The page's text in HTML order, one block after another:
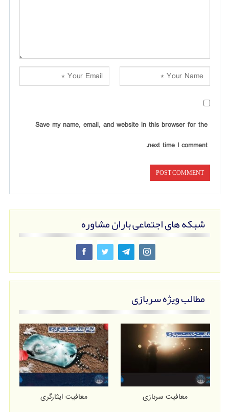
Save my name, email, and website in this browser for the
next time I comment.
شبکه های اجتماعی باران مشاوره
مطالب ویژه سربازی
معافیت سربازی معافیت ایثارگری